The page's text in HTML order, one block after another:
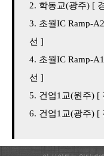
학동교(광주) [
초월IC Ramp-
선 ]
초월IC Ramp-
선 ]
건업1교(원주) [
건업1교(광주) [